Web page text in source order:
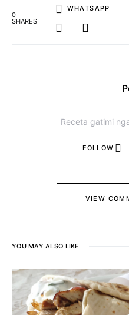
0
SHARES
WHATSAPP
Receta gatimi
FOLLOW
VIEW
YOU MAY ALSO LIKE